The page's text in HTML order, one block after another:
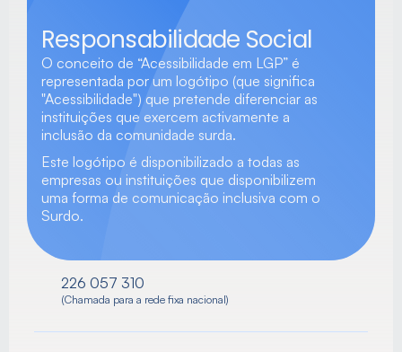
Responsabilidade Social
O conceito de “Acessibilidade em LGP” é
representada por um logótipo (que significa
"Acessibilidade") que pretende diferenciar as
instituições que exercem activamente a
inclusão da comunidade surda.
Este logótipo é disponibilizado a todas as
empresas ou instituições que disponibilizem
uma forma de comunicação inclusiva com o
Surdo.
226 057 310
(Chamada para a rede fixa nacional)